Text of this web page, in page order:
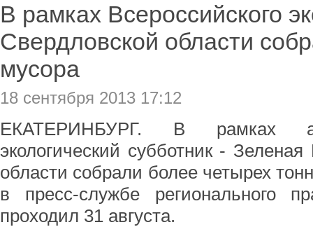
В рамках Всероссийского
Свердловской области
мусора
18 сентября 2013 17:12
ЕКАТЕРИНБУРГ. В рамках
экологический субботник -
области собрали более четырех
в пресс-службе регионального
проходил 31 августа.